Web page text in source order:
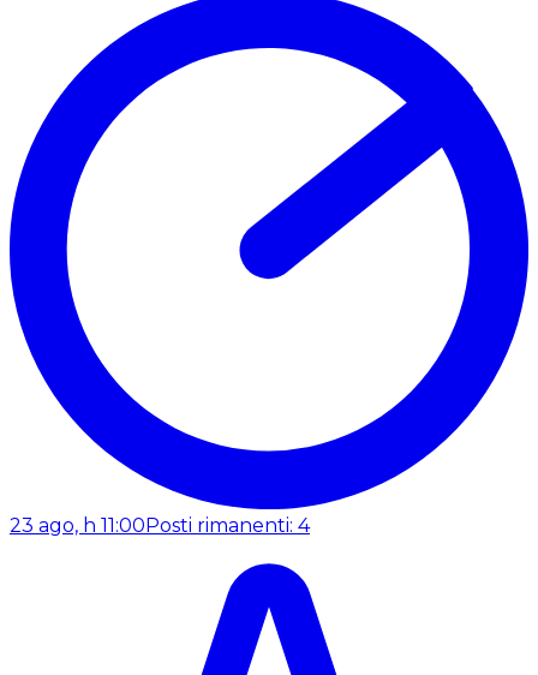
23 ago, h 11:00Posti rimanenti: 4